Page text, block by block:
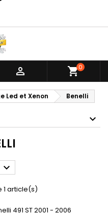
 shopping_cart0
Led et Xenon Benelli

1 article(s)